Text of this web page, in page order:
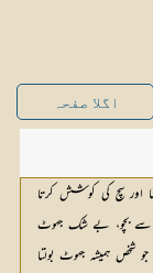
اگلا صفحہ
اور سچ كى كوشش كرتا
سے بچو، بے شك جهوٹ
ہميشہ جهوٹ بولتا